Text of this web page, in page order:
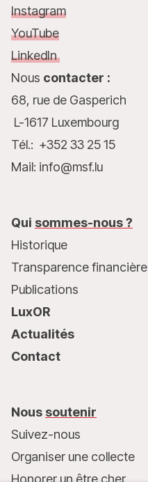
Instagram
YouTube
LinkedIn
Nous contacter :
68, rue de Gasperich
L-1617 Luxembourg
Tél.: +352 33 25 15
Mail: info@msf.lu
Qui sommes-nous ?
Historique
Transparence financière
Publications
LuxOR
Actualités
Contact
Nous soutenir
Suivez-nous
Organiser une collecte
Honorer un être cher